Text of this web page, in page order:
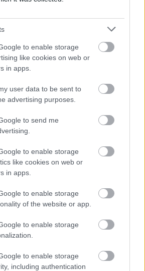
to enable storage
like cookies on web or
in apps.
user data to be sent to
advertising purposes.
to send me
to enable storage
like cookies on web or
in apps.
to enable storage
of the website or app.
to enable storage
to enable storage
including authentication
négy nyári koncerttel tölti meg
a Székesfehérvár-Balaton vasúti